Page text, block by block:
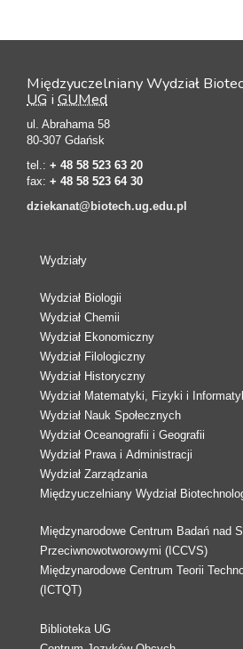
Międzyuczelniany Wydział
UG i GUMed
ul. Abrahama 58
80-307 Gdańsk
tel.: + 48 58 523 63 20
fax: + 48 58 523 64 30
dziekanat@biotech.ug.edu.pl
Wydziały
Wydział Biologii
Wydział Chemii
Wydział Ekonomiczny
Wydział Filologiczny
Wydział Historyczny
Wydział Matematyki, Fizyki i
Wydział Nauk Społecznych
Wydział Oceanografii i Geografii
Wydział Prawa i Administracji
Wydział Zarządzania
Międzyuczelniany Wydział
Międzynarodowe Centrum Badań nad
Przeciwnowotworowymi (ICCVS)
Międzynarodowe Centrum Teorii
(ICTQT)
Biblioteka UG